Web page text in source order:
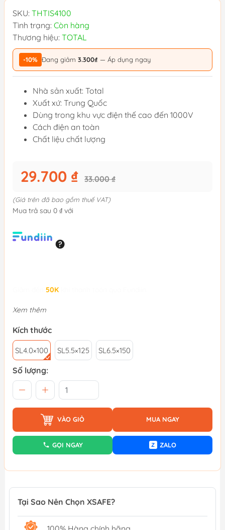
SKU: THTIS4100
Tình trạng: Còn hàng
Thương hiệu: TOTAL
-10% Đang giảm 3.300₫ — Áp dụng ngay
Nhà sản xuất: Total
Xuất xứ: Trung Quốc
Dùng trong khu vực điện thế cao đến 1000V
Cách điện an toàn
Chất liệu chất lượng
29.700 ₫ 33.000 ₫
(Giá trên đã bao gồm thuế VAT)
Mua trả sau 0 ₫ với
50K
Xem thêm
Kích thước
SL4.0×100 SL5.5×125 SL6.5×150
Số lượng:
VÀO GIỎ MUA NGAY
GỌI NGAY Z ZALO
Tại Sao Nên Chọn XSAFE?